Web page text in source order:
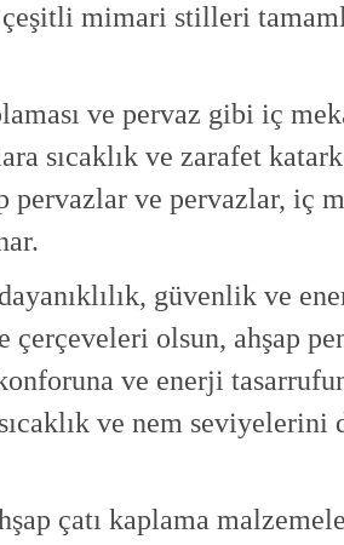
mimari stilleri
ve pervaz gibi iç
sıcaklık ve zarafet
pervazlar ve pervazlar, iç
güvenlik ve
olsun, ahşap
ve enerji
ve nem seviyelerini
çatı kaplama